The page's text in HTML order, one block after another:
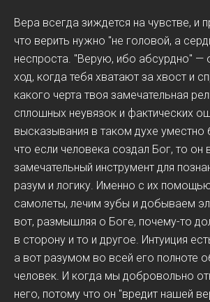
Вера всегда зиждется на чувстве, и
что верить нужно "не головой, а
неспроста. "Верую, ибо абсурдно" —
ход, когда тебя хватают за хвост и
какого черта твоя замечательная
сплошных неувязок и фактических
высказывания в таком духе уместно
что если человека создал Бог, то он
замечательный инструмент для
разум и логику. Именно с их
самолеты, лечим зубы и добываем
вот, размышляя о Боге, почему-то
в сторону и то и другое. Интуиция
а вот разумом во всей его полноте
человек. И когда мы добровольно
него, потому что он "вредит нашей